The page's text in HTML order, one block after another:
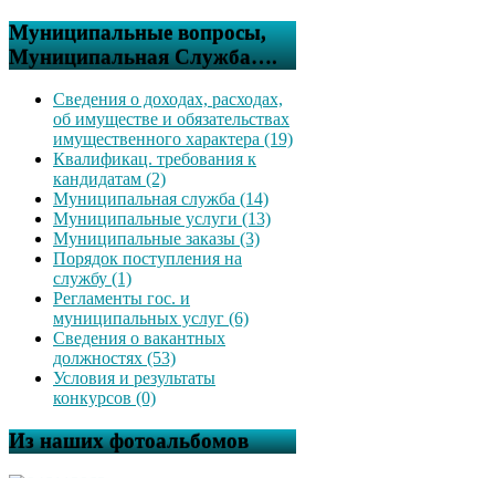
Муниципальные вопросы,
Муниципальная Служба….
Сведения о доходах, расходах,
об имуществе и обязательствах
имущественного характера (19)
Квалификац. требования к
кандидатам (2)
Муниципальная служба (14)
Муниципальные услуги (13)
Муниципальные заказы (3)
Порядок поступления на
службу (1)
Регламенты гос. и
муниципальных услуг (6)
Сведения о вакантных
должностях (53)
Условия и результаты
конкурсов (0)
Из наших фотоальбомов